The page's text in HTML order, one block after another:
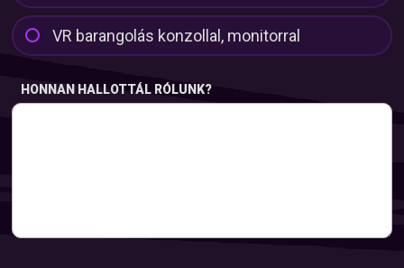
VR barangolás konzollal, monitorral
HONNAN HALLOTTÁL RÓLUNK?